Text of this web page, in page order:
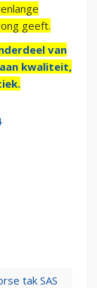
geeft.
van
kwaliteit,
tak SAS